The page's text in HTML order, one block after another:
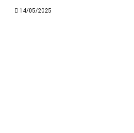
14/05/2025